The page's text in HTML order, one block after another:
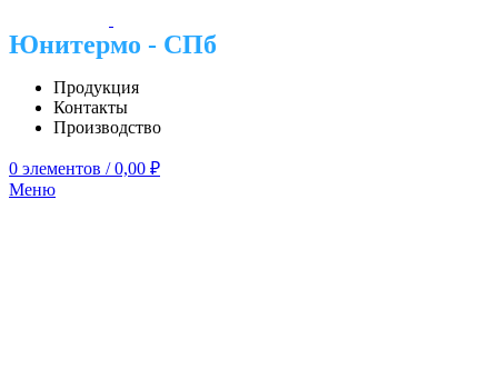
Юнитермо - СПб
Продукция
Контакты
Производство
0 элементов / 0,00 ₽
Меню